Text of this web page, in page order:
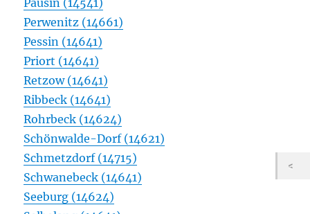
Pausin (14541)
Perwenitz (14661)
Pessin (14641)
Priort (14641)
Retzow (14641)
Ribbeck (14641)
Rohrbeck (14624)
Schönwalde-Dorf (14621)
Schmetzdorf (14715)
Schwanebeck (14641)
Seeburg (14624)